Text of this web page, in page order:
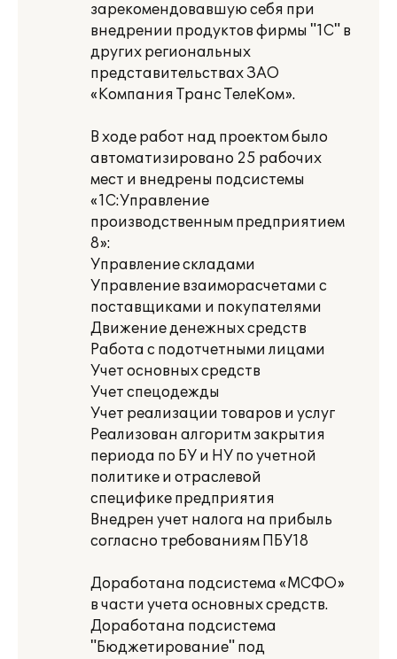
зарекомендовавшую себя при
внедрении продуктов фирмы "1С" в
других региональных
представительствах ЗАО
«Компания Транс ТелеКом».
В ходе работ над проектом было
автоматизировано 25 рабочих
мест и внедрены подсистемы
«1С:Управление
производственным предприятием
8»:
Управление складами
Управление взаиморасчетами с
поставщиками и покупателями
Движение денежных средств
Работа с подотчетными лицами
Учет основных средств
Учет спецодежды
Учет реализации товаров и услуг
Реализован алгоритм закрытия
периода по БУ и НУ по учетной
политике и отраслевой
специфике предприятия
Внедрен учет налога на прибыль
согласно требованиям ПБУ18
Доработана подсистема «МСФО»
в части учета основных средств.
Доработана подсистема
"Бюджетирование" под